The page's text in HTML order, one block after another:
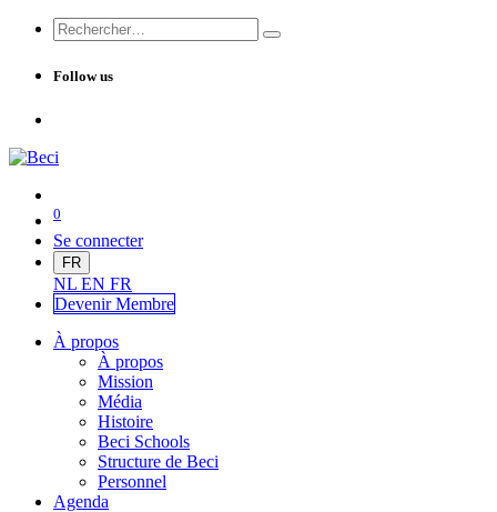
Follow us
0
Se connecter
FR
NL EN FR
Devenir Membre
À propos
À propos
Mission
Média
Histoire
Beci Schools
Structure de Beci
Personnel
Agenda